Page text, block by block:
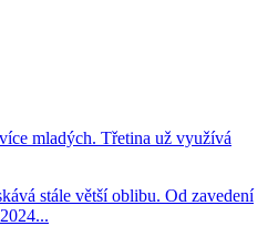
mladých. Třetina už využívá
stále větší oblibu. Od zavedení